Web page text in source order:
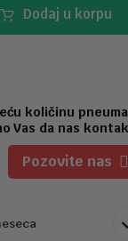
Dodaj u korpu
količinu
Vas da nas
Pozovite nas